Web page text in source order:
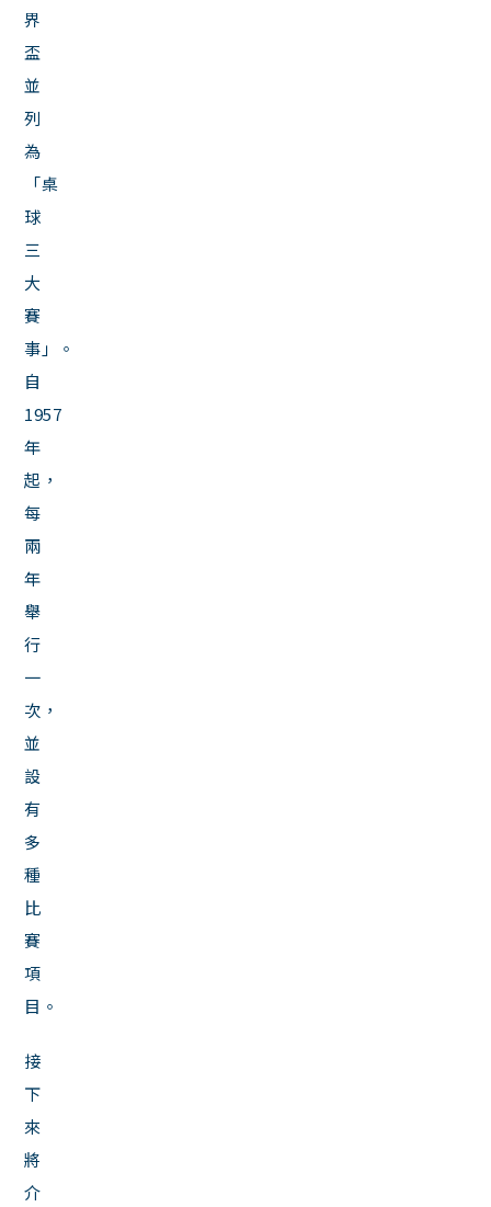
界
盃
並
列
為
「桌
球
三
大
賽
事」。
自
1957
年
起，
每
兩
年
舉
行
一
次，
並
設
有
多
種
比
賽
項
目。
接
下
來
將
介